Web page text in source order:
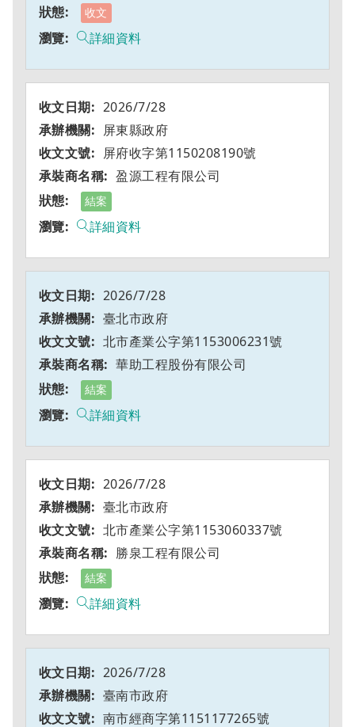
收文
詳細資料
2026/7/28
屏東縣政府
屏府收字第1150208190號
盈源工程有限公司
結案
詳細資料
2026/7/28
臺北市政府
北市產業公字第1153006231號
華助工程股份有限公司
結案
詳細資料
2026/7/28
臺北市政府
北市產業公字第1153060337號
勝泉工程有限公司
結案
詳細資料
2026/7/28
臺南市政府
南市經商字第1151177265號